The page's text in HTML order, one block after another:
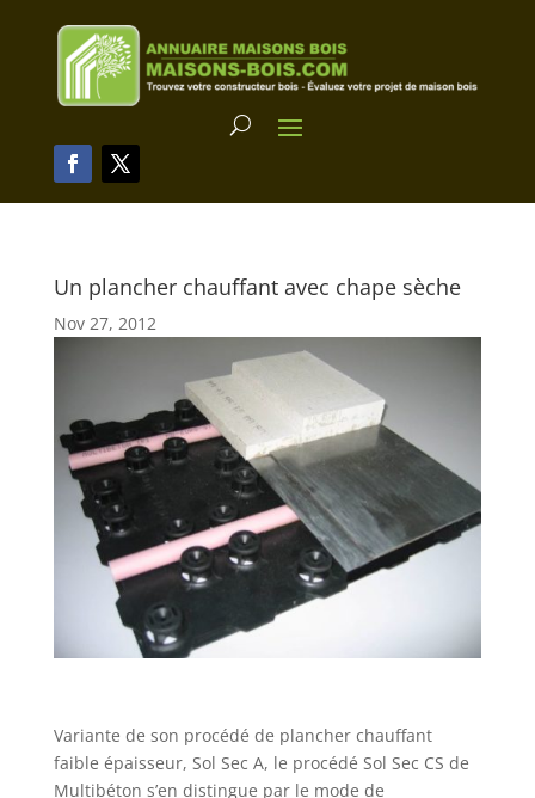
Un plancher chauffant avec chape sèche
Nov 27, 2012
Variante de son procédé de plancher chauffant
faible épaisseur, Sol Sec A, le procédé Sol Sec CS de
Multibéton s’en distingue par le mode de